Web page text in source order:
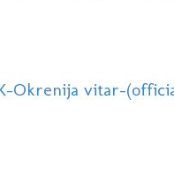
Okrenija vitar-